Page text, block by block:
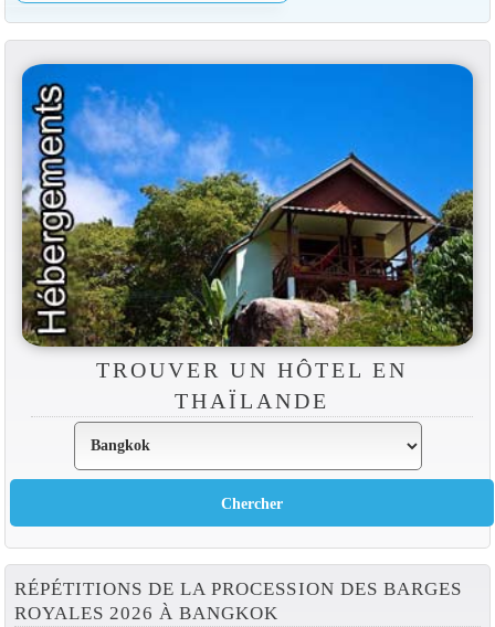
TROUVER UN HÔTEL EN
THAÏLANDE
RÉPÉTITIONS DE LA PROCESSION DES BARGES
ROYALES 2026 À BANGKOK